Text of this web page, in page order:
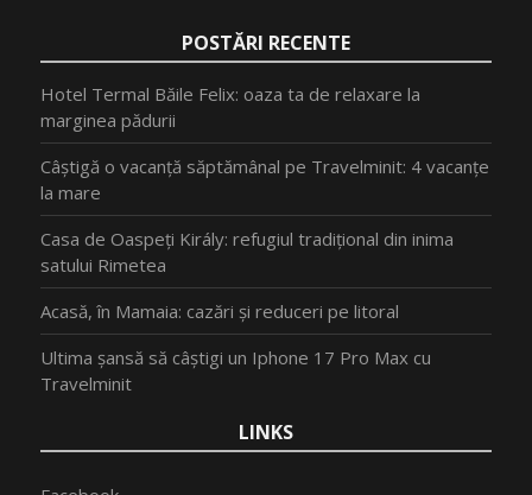
POSTĂRI RECENTE
Hotel Termal Băile Felix: oaza ta de relaxare la
marginea pădurii
Câștigă o vacanță săptămânal pe Travelminit: 4 vacanțe
la mare
Casa de Oaspeți Király: refugiul tradițional din inima
satului Rimetea
Acasă, în Mamaia: cazări și reduceri pe litoral
Ultima șansă să câștigi un Iphone 17 Pro Max cu
Travelminit
LINKS